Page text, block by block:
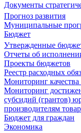
Документы
Прогноз развития
Муниципальные
Бюджет
Утвержденные
Отчеты об
Проекты бюджетов
Реестр расходных
Мониторинг
Мониторинг
субсидий (грантов)
производителям
Бюджет для граждан
Экономика